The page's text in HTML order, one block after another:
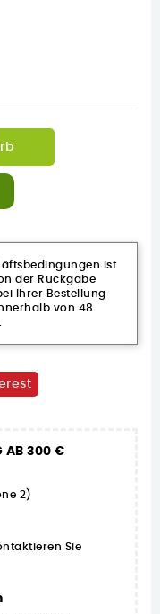
ist
der Rückgabe
Ihrer Bestellung
von 48
AB 300 €
2)
Sie